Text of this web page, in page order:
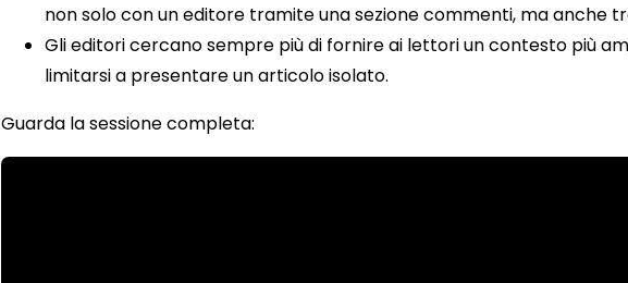
non solo con un editore tramite una sezione commenti, ma anche
Gli editori cercano sempre più di fornire ai lettori un contesto più
limitarsi a presentare un articolo isolato.
Guarda la sessione completa: